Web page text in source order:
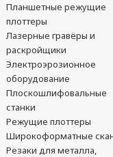
Планшетные режущие
плоттеры
Лазерные гравёры и
раскройщики
Электроэрозионное
оборудование
Плоскошлифовальные
станки
Режущие плоттеры
Широкоформатные
Резаки для металла,